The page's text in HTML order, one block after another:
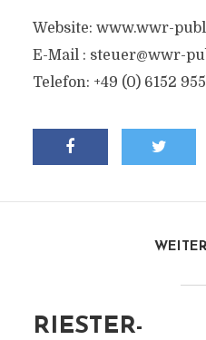
Website: www.wwr-
E-Mail : steuer@wwr-
Telefon: +49 (0) 6152
RIESTER-